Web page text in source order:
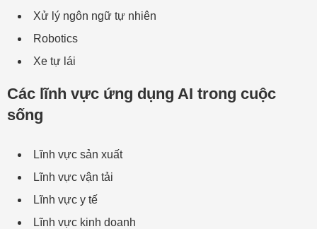
Xử lý ngôn ngữ tự nhiên
Robotics
Xe tự lái
Các lĩnh vực ứng dụng AI trong cuộc
sống
Lĩnh vực sản xuất
Lĩnh vực vận tải
Lĩnh vực y tế
Lĩnh vực kinh doanh